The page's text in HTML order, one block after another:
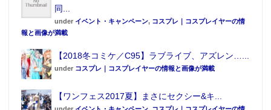
同...
under イベント・キャンペーン, コスプレ｜コスプレイヤーの情
報と画像が満載
【2018冬コミケ／C95】ラブライブ、アズレン…...
under コスプレ｜コスプレイヤーの情報と画像が満載
【ワンフェス2017夏】まさにセクシー&キ...